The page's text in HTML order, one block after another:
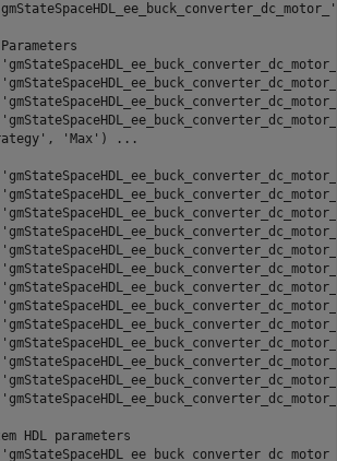
Parameters
, 'Max' )
...
HDL parameters